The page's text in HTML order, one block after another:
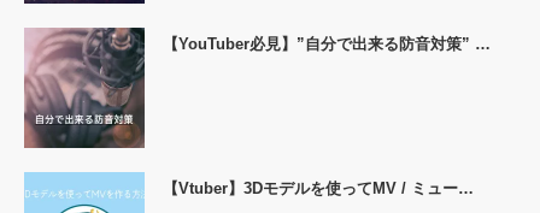
【YouTuber必見】”自分で出来る防音対策” …
【Vtuber】3Dモデルを使ってMV / ミュー…